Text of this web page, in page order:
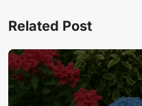
i
g
a
Related Post